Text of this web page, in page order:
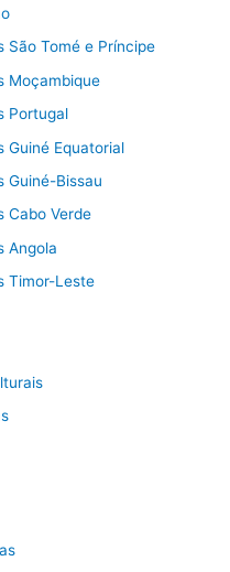
São Tomé e Príncipe
Moçambique
Portugal
Guiné Equatorial
Guiné-Bissau
Cabo Verde
Angola
Timor-Leste